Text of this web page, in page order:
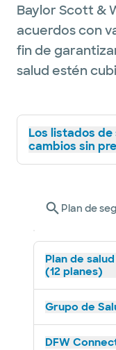
Baylor Scott &
acuerdos con
fin de
salud estén
Los listados
cambios sin
Plan de
Plan de
(12 planes)
Grupo de
DFW